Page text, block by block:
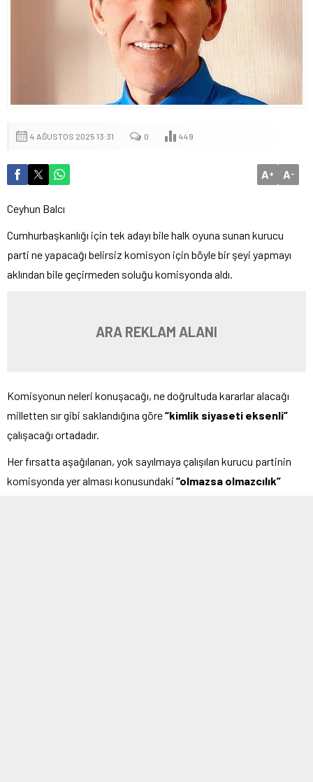
4 AĞUSTOS 2025 13:31 0 449
A+ A-
Ceyhun Balcı
Cumhurbaşkanlığı için tek adayı bile halk oyuna sunan kurucu
parti ne yapacağı belirsiz komisyon için böyle bir şeyi yapmayı
aklından bile geçirmeden soluğu komisyonda aldı.
ARA REKLAM ALANI
Komisyonun neleri konuşacağı, ne doğrultuda kararlar alacağı
milletten sır gibi saklandığına göre“kimlik siyaseti eksenli”
çalışacağı ortadadır.
Her fırsatta aşağılanan, yok sayılmaya çalışılan kurucu partinin
komisyonda yer alması konusundaki “olmazsa olmazcılık”